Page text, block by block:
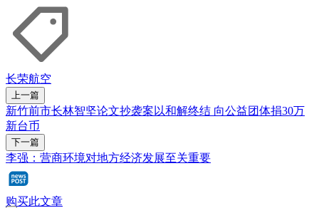
长荣航空
上一篇
新竹前市长林智坚论文抄袭案以和解终结 向公益团体捐30万
新台币
下一篇
李强：营商环境对地方经济发展至关重要
购买此文章